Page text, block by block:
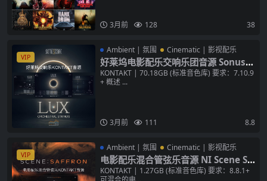
3月前 128 38
VIP
Ambient | 氛围 Cinematic | 影视配乐
好莱坞电影配乐交响乐团音源 Sonusc
ore LUX Orchestral Strings v1.0.1
KONTAKT 合奏连奏标准音色库
KONTAKT | 70.18GB (标准音色库) 要求：7.10.9
+ 概述 ...
3月前 111 8.8
VIP
Ambient | 氛围 Cinematic | 影视配乐
电影配乐混合管弦乐音源 NI Scene Sa
ffron v1.2.1 KONTAKT 音色库
KONTAKT | 1.27GB (标准音色库) 要求：8.8.1+